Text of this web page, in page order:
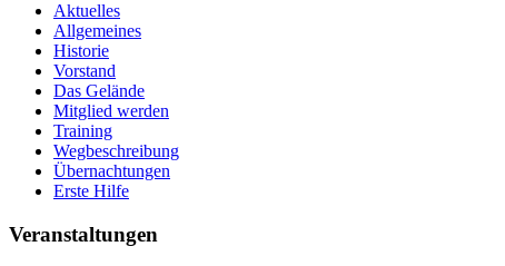
Aktuelles
Allgemeines
Historie
Vorstand
Das Gelände
Mitglied werden
Training
Wegbeschreibung
Übernachtungen
Erste Hilfe
Veranstaltungen